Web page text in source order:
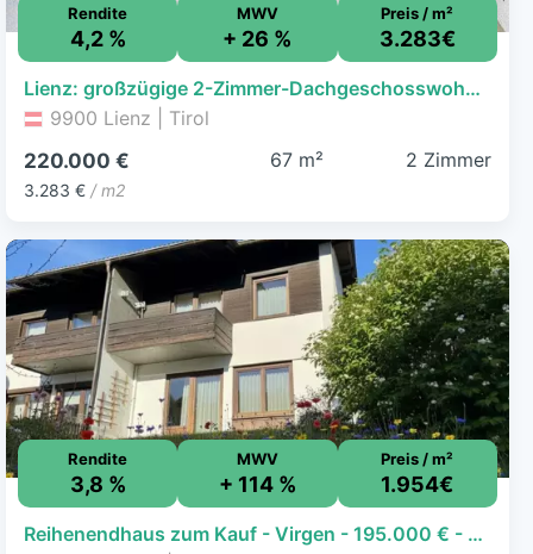
Rendite
4,2 %
MWV
+ 26 %
Preis / m²
3.283€
Lienz: großzügige 2-Zimmer-Dachgeschosswohnung Top 58 - Amlacherstraße 2
9900 Lienz | Tirol
220.000 €
3.283 € / m2
67 m² 2 Zimmer
Rendite
3,8 %
MWV
+ 114 %
Preis / m²
1.954€
Reihenendhaus zum Kauf - Virgen - 195.000 € - 99,8 m²